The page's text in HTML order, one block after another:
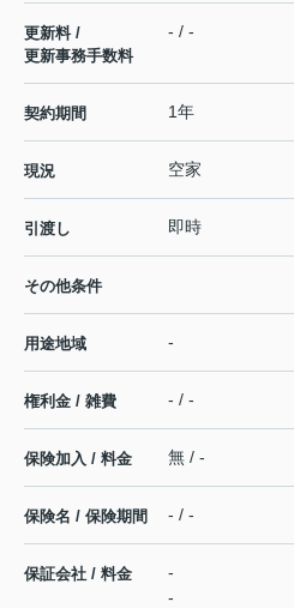
更新料 /
更新事務手数料
- / -
契約期間 1年
現況 空家
引渡し 即時
その他条件
用途地域 -
権利金 / 雑費 - / -
保険加入 / 料金 無 / -
保険名 / 保険期間 - / -
保証会社 / 料金
-
-